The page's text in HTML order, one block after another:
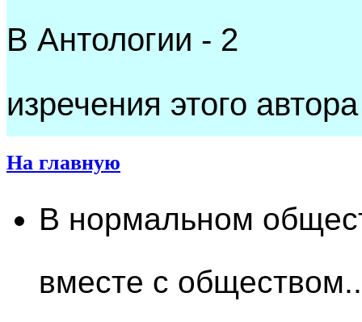
В Антологии - 2
изречения этого автора
На главную
В нормальном
вместе с